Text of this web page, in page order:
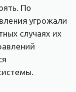
По
угрожали
случаях их